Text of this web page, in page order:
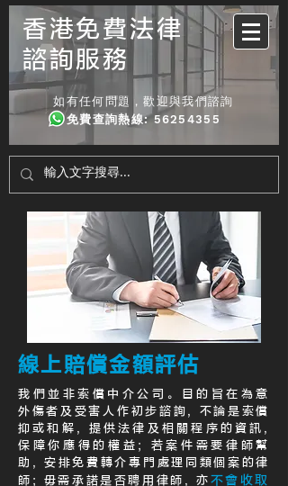
香港免費法律
諮詢服務
如有任何問題，歡迎與我們諮詢
免費查詢熱線:56254355
線上賠償金額評估
我們並非索償中介公司。目的旨在為意
外傷者及受害人作初步諮詢, 不論是索償
抑或和解, 提供法律及相關程序的資訊,
保障你應得的權益; 若案件需要律師幫
助, 安排免費轉介專門處理同類個案的律
師; 毋需承諾是否聘用律師, 亦 不會收取